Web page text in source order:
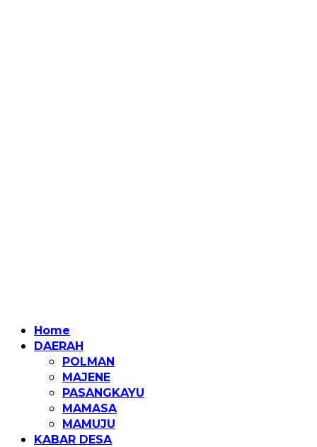
Home
DAERAH
POLMAN
MAJENE
PASANGKAYU
MAMASA
MAMUJU
KABAR DESA